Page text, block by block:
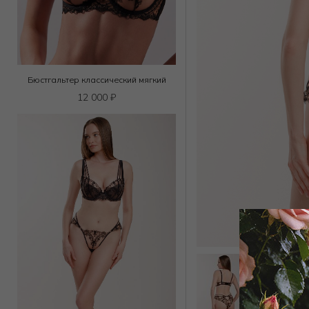
Бюстгальтер классический мягкий
12 000 ₽